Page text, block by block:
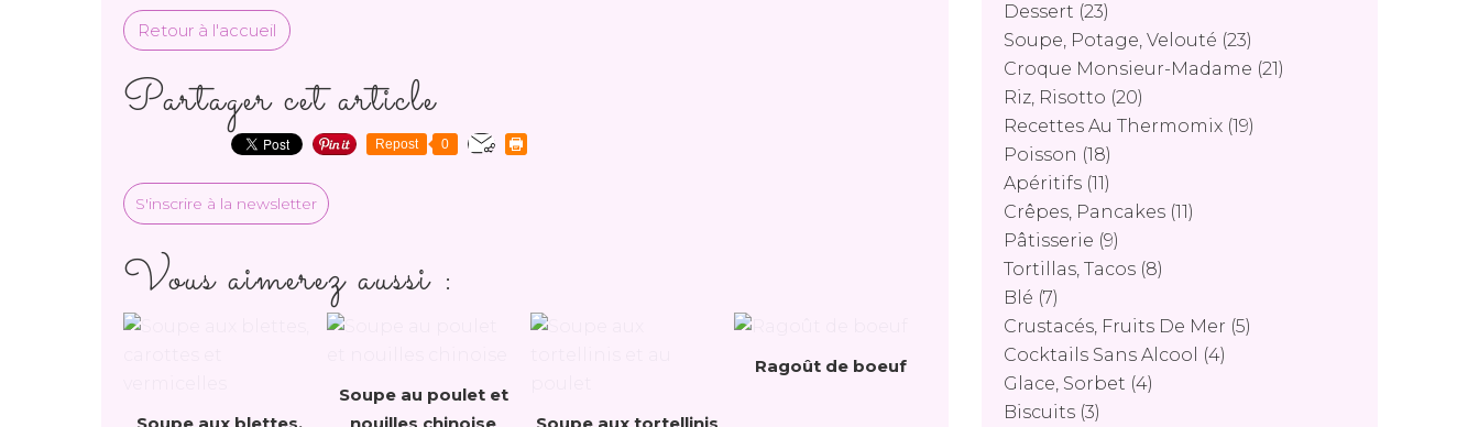
Retour à l'accueil
Partager cet article
Repost 0
S'inscrire à la newsletter
Vous aimerez aussi :
Soupe au poulet et
Ragoût de boeuf
Dessert (23)
Soupe, Potage, Velouté (23)
Croque Monsieur-Madame (21)
Riz, Risotto (20)
Recettes Au Thermomix (19)
Poisson (18)
Apéritifs (11)
Crêpes, Pancakes (11)
Pâtisserie (9)
Tortillas, Tacos (8)
Blé (7)
Crustacés, Fruits De Mer (5)
Cocktails Sans Alcool
(4)
Glace, Sorbet (4)
Biscuits (3)